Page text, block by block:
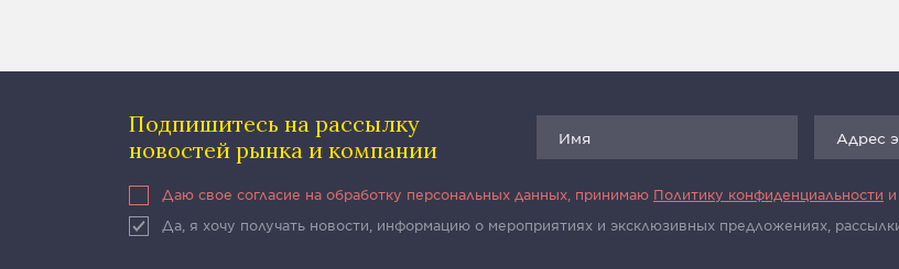
Подпишитесь на рассылку
новостей рынка и компании
Даю свое согласие на обработку персональных данных, принимаю Политику конфиденциальности и
Да, я хочу получать новости, информацию о мероприятиях и эксклюзивных предложениях,